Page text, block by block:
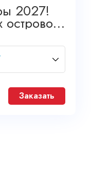
2027!
Заказать